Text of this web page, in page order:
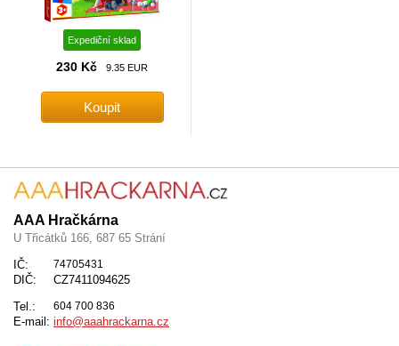
Expediční sklad
230 Kč 9.35 EUR
AAA Hračkárna
U Třicátků 166, 687 65 Strání
IČ:
74705431
DIČ:
CZ7411094625
Tel.:
604 700 836
E-mail: info@aaahrackarna.cz